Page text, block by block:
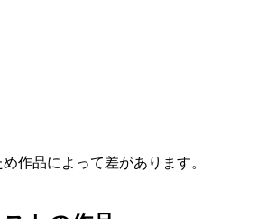
作品によって差があります。